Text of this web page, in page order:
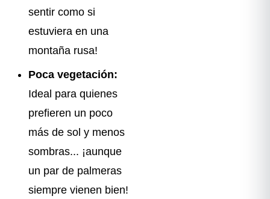
sentir como si
estuviera en una
montaña rusa!
Poca vegetación:
Ideal para quienes
prefieren un poco
más de sol y menos
sombras... ¡aunque
un par de palmeras
siempre vienen bien!